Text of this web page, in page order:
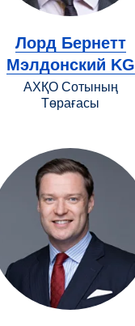
Лорд Бернетт
Мэлдонский KG
АХҚО Сотының
Төрағасы